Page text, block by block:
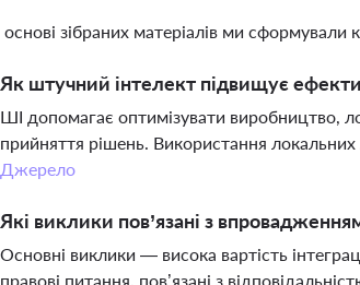
зібраних матеріалів ми сформували
Як штучний інтелект підвищує
ШІ допомагає оптимізувати виробництво,
прийняття рішень. Використання
Джерело
Які виклики пов’язані з
Основні виклики — висока вартість
правові питання, пов’язані з